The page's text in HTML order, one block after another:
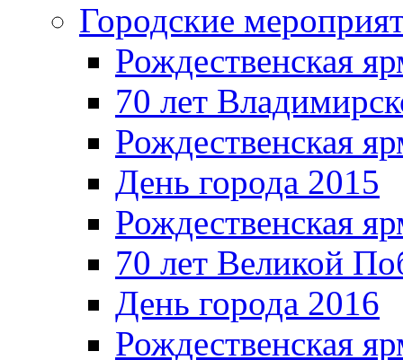
Городские
Рождественская
70 лет
Рождественская
День города 2015
Рождественская
70 лет Великой
День города 2016
Рождественская